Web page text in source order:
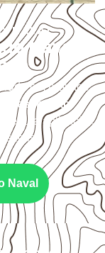
NAVAL
Naval
em projetos
a aplicação,
Naval